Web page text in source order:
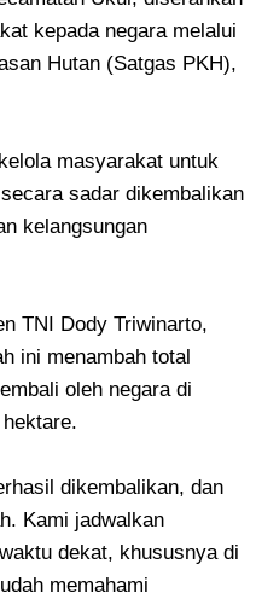
kepada negara melalui
Hutan (Satgas PKH),
masyarakat untuk
sadar dikembalikan
kelangsungan
TNI Dody Triwinarto,
ini menambah total
oleh negara di
dikembalikan, dan
Kami jadwalkan
dekat, khususnya di
memahami